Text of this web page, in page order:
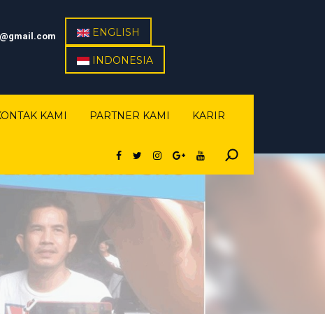
ENGLISH
INDONESIA
KAMI PARTNER KAMI KARIR